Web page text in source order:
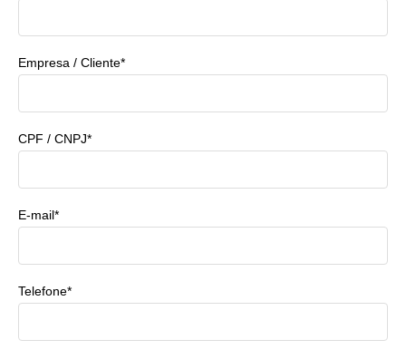
Empresa / Cliente*
CPF / CNPJ*
E-mail*
Telefone*